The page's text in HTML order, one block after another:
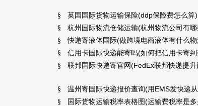
§ 英国国际货物运输保险(ddp保险费怎么算)
§ 杭州国际物流仓储运输(杭州物流公司有
§ 快递寄液体国际(做跨境电商液体有什么
§ 信用卡国际快递能寄吗(如何把信用卡寄
§ 联邦国际快递寄官网(FedEx联邦快递提
§ 温州寄国际快递报价查询(用EMS发快递
§ 国际货物运输税率表格图(运输费税率是